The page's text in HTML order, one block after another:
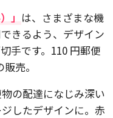
」 は、さまざまな機
きるよう、デザイン
手です。110 円郵便
売。
の配達になじみ深い
したデザインに。赤